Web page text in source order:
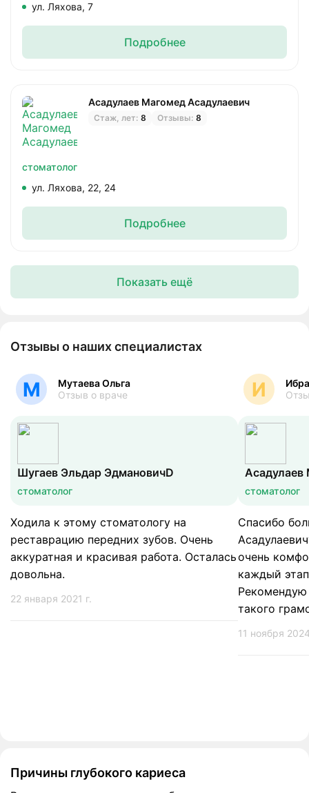
ул. Ляхова, 7
Подробнее
Асадулаев Магомед Асадулаевич
Стаж, лет: 8 Отзывы: 8
стоматолог
ул. Ляхова, 22, 24
Подробнее
Показать ещё
Отзывы о наших специалистах
М
Мутаева Ольга
Отзыв о враче
Шугаев Эльдар ЭдмановичD
стоматолог
Ходила к этому стоматологу на
реставрацию передних зубов. Очень
аккуратная и красивая работа. Осталась
довольна.
22 января 2021 г.
И
Асадулаев
стоматолог
Спасибо
очень
каждый
такого
11 ноября
Причины глубокого кариеса